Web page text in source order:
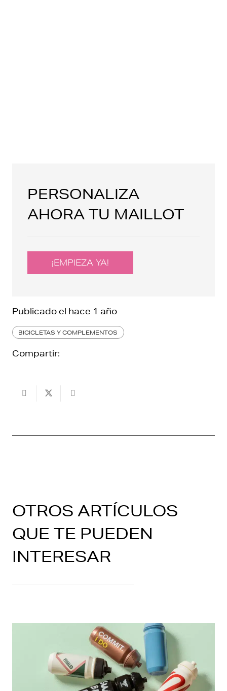
PERSONALIZA
AHORA TU MAILLOT
¡EMPIEZA YA!
Publicado el hace 1 año
BICICLETAS Y COMPLEMENTOS
Compartir:
OTROS ARTÍCULOS
QUE TE PUEDEN
INTERESAR